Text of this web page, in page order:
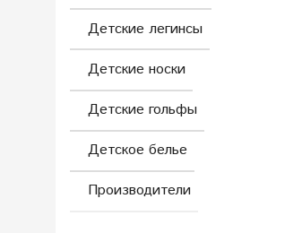
Детские легинсы
Детские носки
Детские гольфы
Детское белье
Производители